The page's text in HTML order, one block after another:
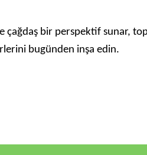
çağdaş bir perspektif sunar,
bugünden inşa edin.